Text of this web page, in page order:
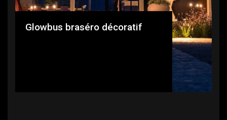
Glowbus braséro décoratif